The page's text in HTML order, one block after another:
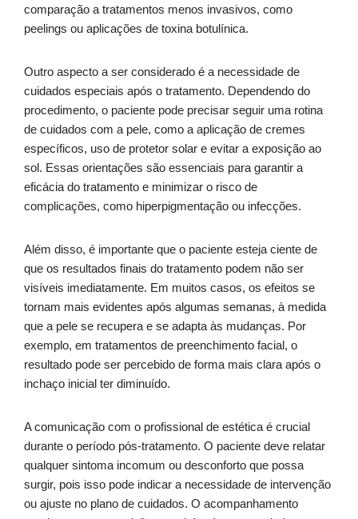
comparação a tratamentos menos invasivos, como
peelings ou aplicações de toxina botulínica.
Outro aspecto a ser considerado é a necessidade de
cuidados especiais após o tratamento. Dependendo do
procedimento, o paciente pode precisar seguir uma rotina
de cuidados com a pele, como a aplicação de cremes
específicos, uso de protetor solar e evitar a exposição ao
sol. Essas orientações são essenciais para garantir a
eficácia do tratamento e minimizar o risco de
complicações, como hiperpigmentação ou infecções.
Além disso, é importante que o paciente esteja ciente de
que os resultados finais do tratamento podem não ser
visíveis imediatamente. Em muitos casos, os efeitos se
tornam mais evidentes após algumas semanas, à medida
que a pele se recupera e se adapta às mudanças. Por
exemplo, em tratamentos de preenchimento facial, o
resultado pode ser percebido de forma mais clara após o
inchaço inicial ter diminuído.
A comunicação com o profissional de estética é crucial
durante o período pós-tratamento. O paciente deve relatar
qualquer sintoma incomum ou desconforto que possa
surgir, pois isso pode indicar a necessidade de intervenção
ou ajuste no plano de cuidados. O acompanhamento